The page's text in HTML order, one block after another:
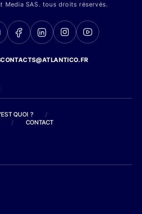
Media SAS. tous droits réservés.
QUOI ?
/
/ CONTACT